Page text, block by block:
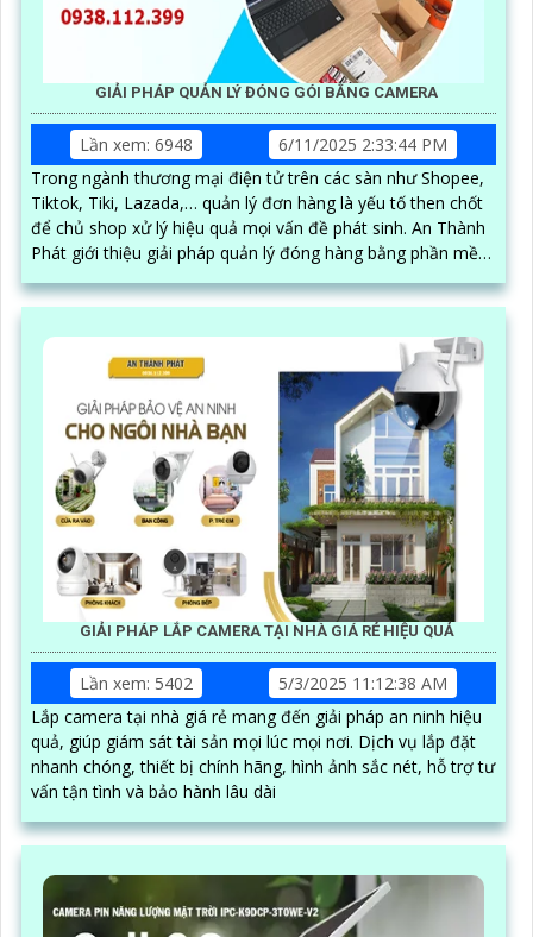
GIẢI PHÁP QUẢN LÝ ĐÓNG GÓI BẰNG CAMERA
Lần xem: 6948
6/11/2025 2:33:44 PM
Trong ngành thương mại điện tử trên các sàn như Shopee,
Tiktok, Tiki, Lazada,… quản lý đơn hàng là yếu tố then chốt
để chủ shop xử lý hiệu quả mọi vấn đề phát sinh. An Thành
Phát giới thiệu giải pháp quản lý đóng hàng bằng phần mềm
trên máy tính kết hợp camera soi mã vận đơn, nâng cao độ
chính xác và hiệu quả trong quy trình quản lý
GIẢI PHÁP LẮP CAMERA TẠI NHÀ GIÁ RẺ HIỆU QUẢ
Lần xem: 5402
5/3/2025 11:12:38 AM
Lắp camera tại nhà giá rẻ mang đến giải pháp an ninh hiệu
quả, giúp giám sát tài sản mọi lúc mọi nơi. Dịch vụ lắp đặt
nhanh chóng, thiết bị chính hãng, hình ảnh sắc nét, hỗ trợ tư
vấn tận tình và bảo hành lâu dài